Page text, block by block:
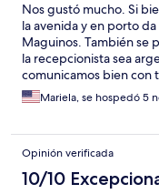
Nos gustó mucho. Si
la avenida y en porto
Maguinos. También se
la recepcionista sea
comunicamos bien con
bien), las piletas muy
recomiendo
Mariela, se hospedó 5
Opinión verificada
10/10